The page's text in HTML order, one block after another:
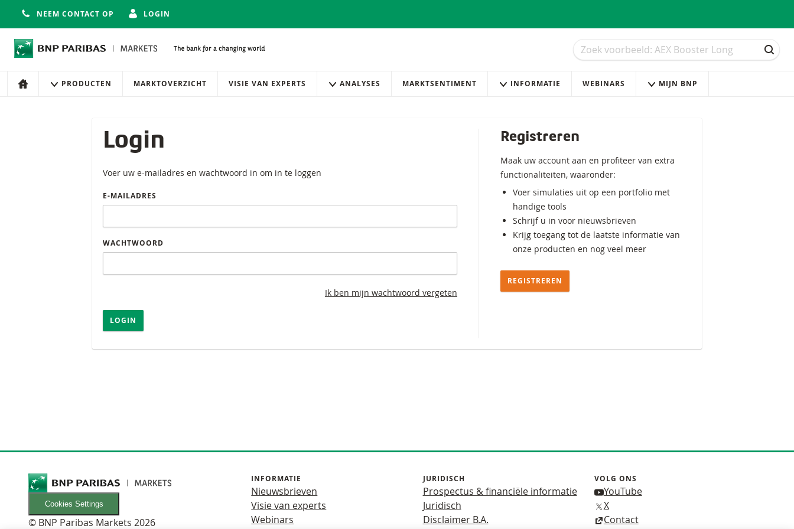
NEEM CONTACT OP LOGIN
Zoek
Zoek
ZOEK
Navigatie
Site navigatie
HOME PRODUCTEN MARKTOVERZICHT VISIE VAN EXPERTS ANALYSES MARKTSENTIMENT INFORMATIE WEBINARS MIJN BNP
Login
Voer uw e-mailadres en wachtwoord in om in te loggen
E-MAILADRES
WACHTWOORD
Ik ben mijn wachtwoord vergeten
LOGIN
Registreren
Maak uw account aan en profiteer van extra
functionaliteiten, waaronder:
Voer simulaties uit op een portfolio met
handige tools
Schrijf u in voor nieuwsbrieven
Krijg toegang tot de laatste informatie van
onze producten en nog veel meer
REGISTREREN
Cookies Settings
© BNP Paribas Markets 2026
INFORMATIE
Nieuwsbrieven
Visie van experts
Webinars
JURIDISCH
Prospectus & financiële informatie
Juridisch
Disclaimer B.A.
VOLG ONS
YouTube
X
Contact